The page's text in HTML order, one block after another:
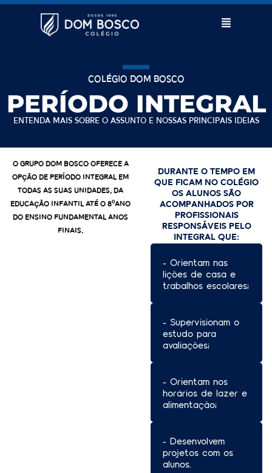
Colégio Dom Bosco
PERÍODO INTEGRAL
Entenda mais sobre o assunto e nossas principais ideias
O Grupo Dom Bosco oferece a
opção de período integral em
todas as suas unidades, da
Educação Infantil até o 8ºano
do Ensino Fundamental Anos
Finais.
Durante o tempo em
que ficam no colégio
os alunos são
acompanhados por
profissionais
responsáveis pelo
Integral que:
- Orientam nas
lições de casa e
trabalhos escolares;
- Supervisionam o
estudo para
avaliações;
- Orientam nos
horários de lazer e
alimentação;
- Desenvolvem
projetos com os
alunos.